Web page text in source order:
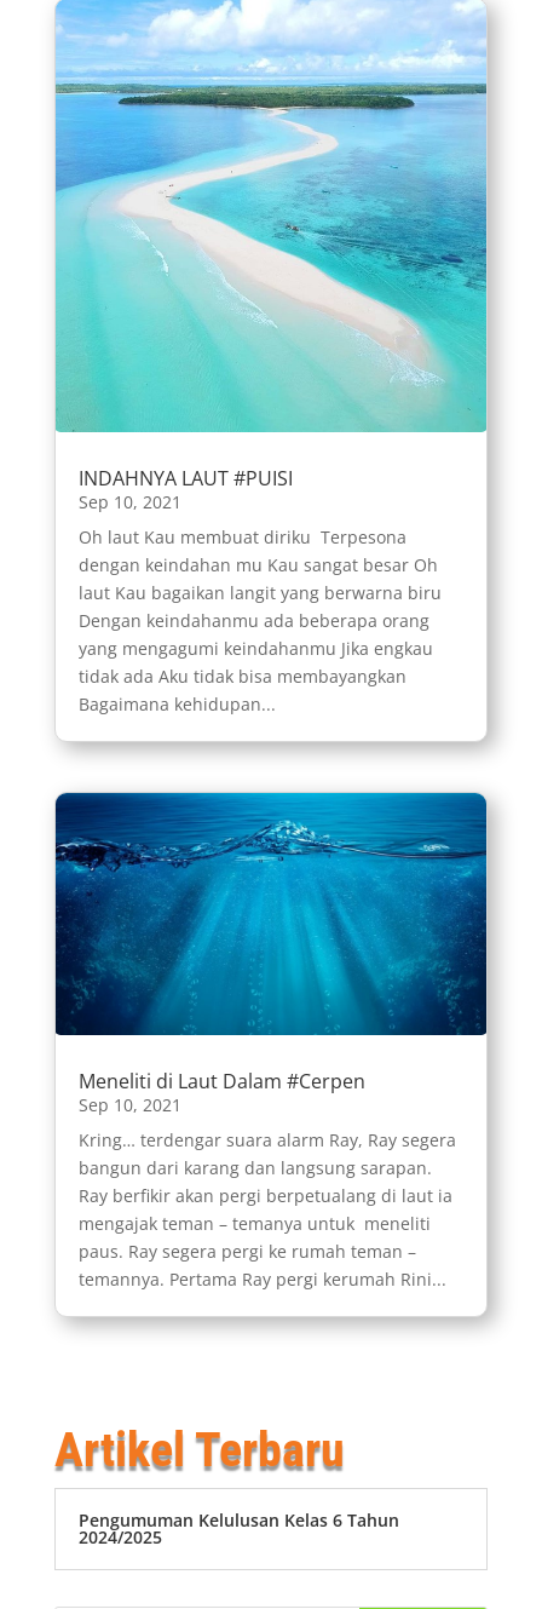
INDAHNYA LAUT #PUISI
Sep 10, 2021
Oh laut Kau membuat diriku Terpesona
dengan keindahan mu Kau sangat besar Oh
laut Kau bagaikan langit yang berwarna biru
Dengan keindahanmu ada beberapa orang
yang mengagumi keindahanmu Jika engkau
tidak ada Aku tidak bisa membayangkan
Bagaimana kehidupan...
Meneliti di Laut Dalam #Cerpen
Sep 10, 2021
Kring… terdengar suara alarm Ray, Ray segera
bangun dari karang dan langsung sarapan.
Ray berfikir akan pergi berpetualang di laut ia
mengajak teman – temanya untuk meneliti
paus. Ray segera pergi ke rumah teman –
temannya. Pertama Ray pergi kerumah Rini...
Artikel Terbaru
Pengumuman Kelulusan Kelas 6 Tahun
2024/2025